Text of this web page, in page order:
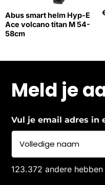
Abus smart helm Hyp-E
Ace volcano titan M 54-
58cm
Meld je
Vul je email adres in
123.372 andere